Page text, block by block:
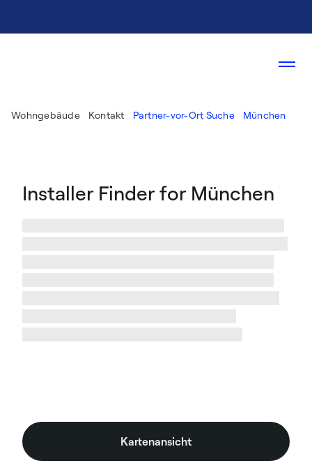
Wohngebäude Kontakt Partner-vor-Ort Suche München
Installer Finder for München
Kartenansicht